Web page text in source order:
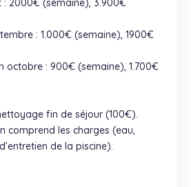
: 2000€ (semaine), 3.900€
: 1.000€ (semaine), 1900€
octobre : 900€ (semaine), 1.700€
fin de séjour (100€).
comprend les charges (eau,
de la piscine).